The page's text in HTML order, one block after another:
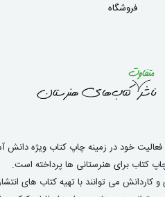
فروشگاه
کتاب برای هنرستانی ها پرداخته است.
می توانند با تهیه کتاب های